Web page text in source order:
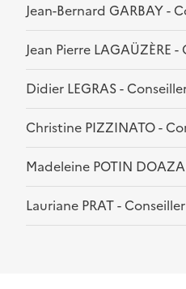
Jean-Bernard GARBAY -
Jean Pierre LAGAÜZÈRE
Didier LEGRAS -
Christine PIZZINATO -
Madeleine POTIN
Lauriane PRAT - Conseiller